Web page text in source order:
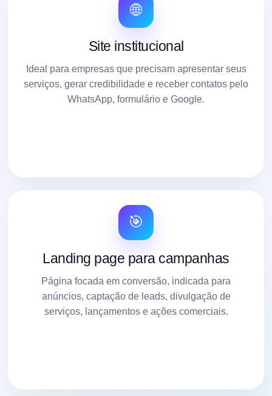
🌐
Site institucional
Ideal para empresas que precisam apresentar seus
serviços, gerar credibilidade e receber contatos pelo
WhatsApp, formulário e Google.
🎯
Landing page para campanhas
Página focada em conversão, indicada para
anúncios, captação de leads, divulgação de
serviços, lançamentos e ações comerciais.